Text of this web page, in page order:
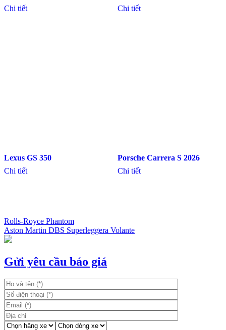
Chi tiết
Chi tiết
Lexus GS 350
Chi tiết
Porsche Carrera S 2026
Chi tiết
Điều
hướng
bài
Rolls-Royce Phantom
Aston Martin DBS Superleggera Volante
Gửi yêu cầu báo giá